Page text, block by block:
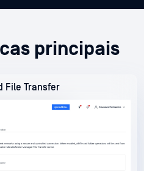
principais
File Transfer
File Transfer
File Transfer